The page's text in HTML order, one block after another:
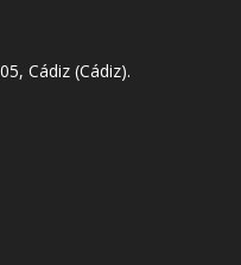
Cádiz (Cádiz).